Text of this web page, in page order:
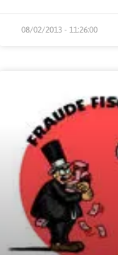
08/02/2013 - 11:26:00